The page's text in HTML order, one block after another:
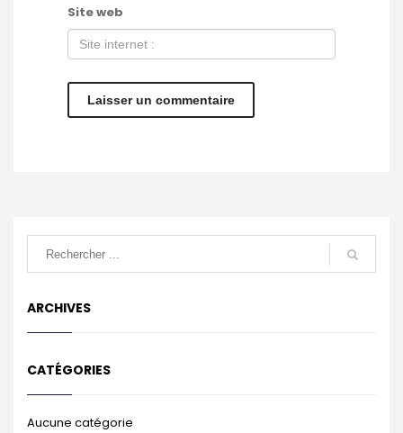
Site web
ARCHIVES
CATÉGORIES
Aucune catégorie